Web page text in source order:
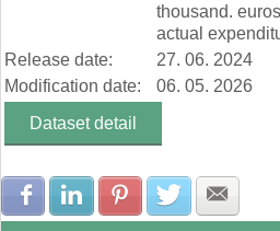
thousand.
actual
Release date:
27. 06. 2024
Modification date:
06. 05. 2026
Dataset detail
Share with Facebook
Share with LinkedIn
Share with
Share